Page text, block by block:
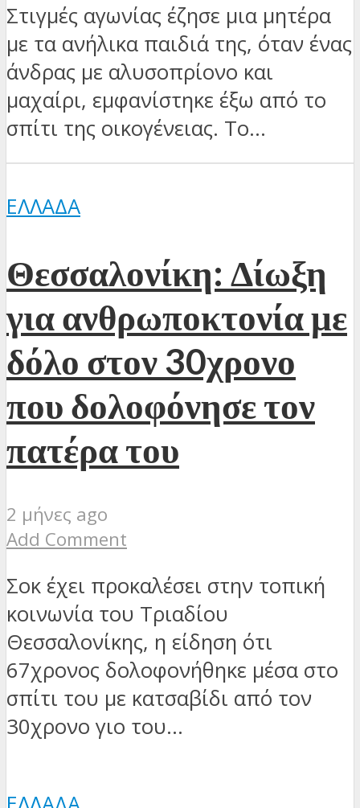
Στιγμές αγωνίας έζησε μια μητέρα
με τα ανήλικα παιδιά της, όταν ένας
άνδρας με αλυσοπρίονο και
μαχαίρι, εμφανίστηκε έξω από το
σπίτι της οικογένειας. Το...
ΕΛΛΆΔΑ
Θεσσαλονίκη: Δίωξη
για ανθρωποκτονία με
δόλο στον 30χρονο
που δολοφόνησε τον
πατέρα του
2 μήνες ago
Add Comment
Σοκ έχει προκαλέσει στην τοπική
κοινωνία του Τριαδίου
Θεσσαλονίκης, η είδηση ότι
67χρονος δολοφονήθηκε μέσα στο
σπίτι του με κατσαβίδι από τον
30χρονο γιο του...